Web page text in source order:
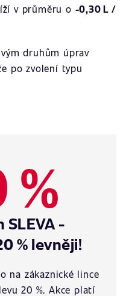
v průměru o -0,30 L /
druhům úprav
po zvolení typu
-
% levněji!
na zákaznické lince
20 %. Akce platí